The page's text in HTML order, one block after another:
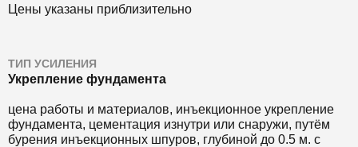
Цены указаны приблизительно
ТИП УСИЛЕНИЯ
Укрепление фундамента
цена работы и материалов, инъекционное укрепление
фундамента, цементация изнутри или снаружи, путём
бурения инъекционных шпуров, глубиной до 0.5 м. с